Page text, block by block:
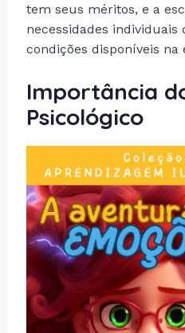
tem seus méritos, e a
necessidades individuais
condições disponíveis na
Importância
Psicológico